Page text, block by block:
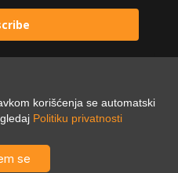
korišćenja se automatski
Politiku privatnosti
se